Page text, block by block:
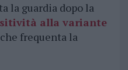
la guardia dopo la
alla variante
frequenta la